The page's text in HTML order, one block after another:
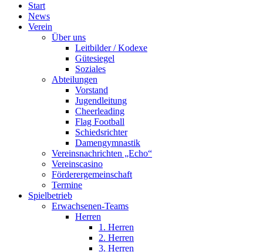
Start
News
Verein
Über uns
Leitbilder / Kodexe
Gütesiegel
Soziales
Abteilungen
Vorstand
Jugendleitung
Cheerleading
Flag Football
Schiedsrichter
Damengymnastik
Vereinsnachrichten „Echo“
Vereinscasino
Förderergemeinschaft
Termine
Spielbetrieb
Erwachsenen-Teams
Herren
1. Herren
2. Herren
3. Herren